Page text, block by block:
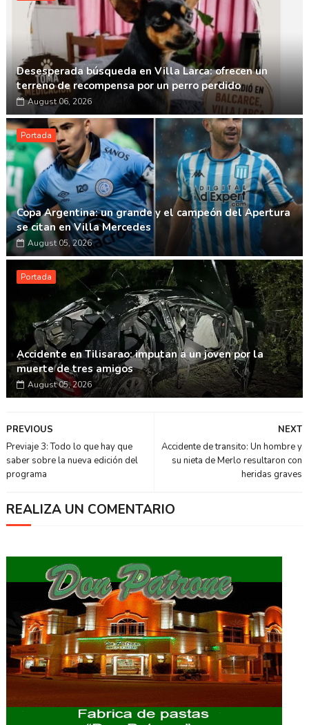
Desesperada búsqueda en Villa Larca: ofrecen un
terreno de recompensa por un perro perdido
August 06, 2026
Portada
Copa Argentina: un grande y el campeón del Apertura
se citan en Villa Mercedes
August 05, 2026
Portada
Accidente en Tilisarao: imputan a un joven por la
muerte de tres amigos
August 05, 2026
NEXT
Accidente de transito: Un hombre y
su nieta de Merlo resultaron con
heridas graves
PREVIOUS
Previaje 3: Todo lo que hay que
saber sobre la nueva edición del
programa
REALIZA UN COMENTARIO